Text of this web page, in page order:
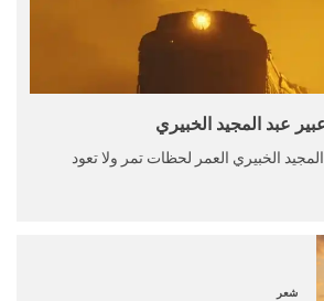
عبد المجيد الخبيري
الخبيري العمر لحظات تمر ولا تعود
شعر